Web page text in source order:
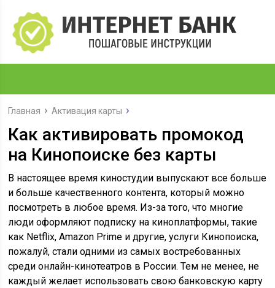
Главная Активация карты
Как активировать промокод
на Кинопоиске без карты
В настоящее время киностудии выпускают все больше
и больше качественного контента, который можно
посмотреть в любое время. Из-за того, что многие
люди оформляют подписку на киноплатформы, такие
как Netflix, Amazon Prime и другие, услуги Кинопоиска,
пожалуй, стали одними из самых востребованных
среди онлайн-кинотеатров в России. Тем не менее, не
каждый желает использовать свою банковскую карту